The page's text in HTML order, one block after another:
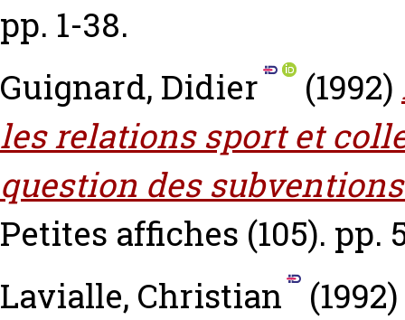
pp. 1-38.
Guignard, Didier
(1992)
les relations sport et
question des
Petites affiches (105). pp.
Lavialle, Christian
(1992)